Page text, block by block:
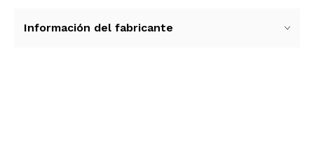
eficiencia, usted no solo garantiza la
Información del fabricante